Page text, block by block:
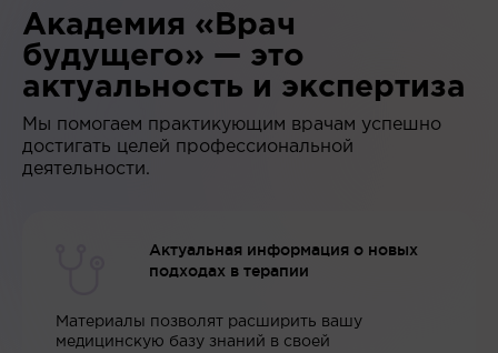
Академия «Врач
будущего» — это
актуальность и экспертиза
Мы помогаем практикующим врачам успешно
достигать целей профессиональной
деятельности.
Актуальная информация о новых
подходах в терапии
Материалы позволят расширить вашу
медицинскую базу знаний в своей